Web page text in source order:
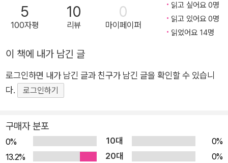
내는 작가의 힘 그림책 작가 이미나는 《터널의 날들》 《나의 동
네》 《조용한 세계》에서 우리가 그냥 스쳐 지나갈 법한 공간과 존
재를 향한 작가만의 시선, 그리고 특유의 개성과 에너지 넘치는
그림을 보여주었습니다. 《백두산 이야기》의 류재수 작가는 “작
가의 기백 있는 드로잉에서 건강한 생명력이 느껴진다”, 《뛰어라
메뚜기》의 다시마 세이조 작가는 “이미나 작가의 강건한 느낌은
주목할 만하며 생동감 넘치는 표현력이 감탄스럽다.”고 말했습니
존재하는 다정한 마음에는 연속성이 있다고 말하며 아크릴을 재
료로 때로는 보드랍게, 때로는 힘 있게 장면을 표현했습니다.
5
100자평
10
리뷰
0
마이페이퍼
읽고 싶어요 0명
읽고 있어요 0명
읽었어요 14명
이 책에 내가 남긴 글
로그인하면 내가 남긴 글과 친구가 남긴 글을 확인할 수 있습니
다.
로그인하기
구매자 분포
0% 10대
0%
13.2%
20대
0%